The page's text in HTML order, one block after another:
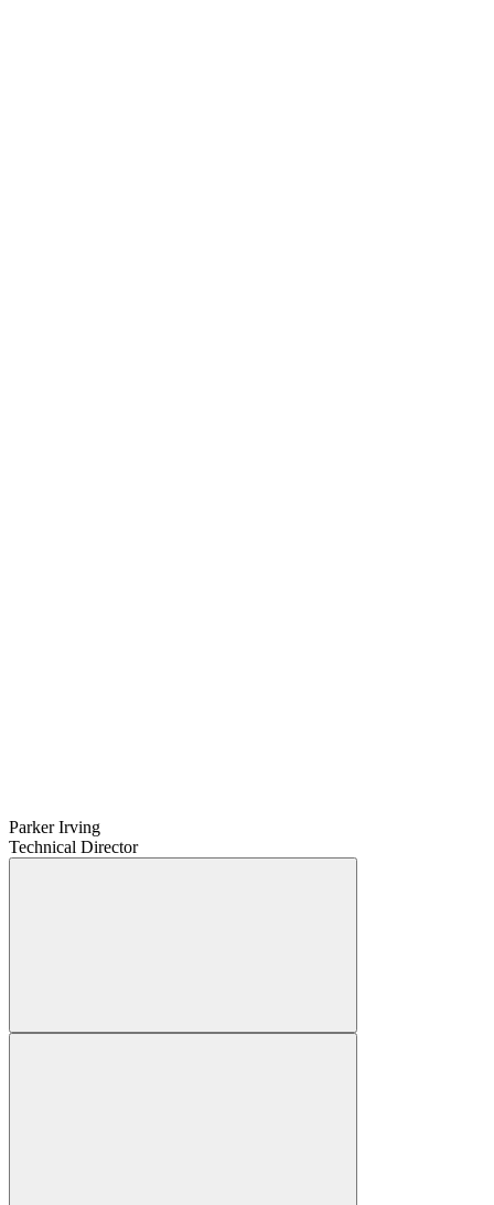
Parker Irving
Technical Director